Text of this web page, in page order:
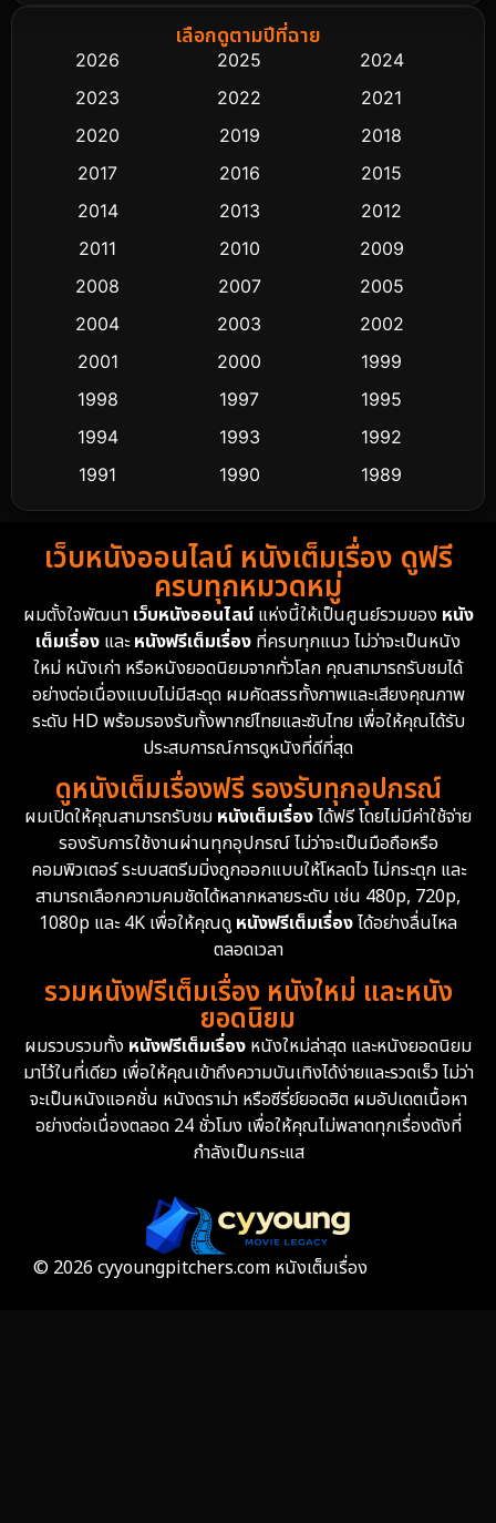
Biography ชีวิตจริง
Classic หนังคลาสสิก
Comedy ตลก 435
Crime อาชญากรรม
Cult Film
Dance เต้น
Detective สืบสวน
Detective สืบสวน
Disney+ 4
Documentary สารคดี 94
Drama ดราม่า
Dystopian 16
Emotional 61
Epic มหากาพย์ 216
Family ครอบครัว 360
Fantasy จินตนาการ 327
Fiction 9
เลือกดูตามปีที่ฉาย
2026 2025
2024
2023
2022
2021
2020
2019
2018
2017
2016
2015
2014
2013
2012
2011
2010
2009
2008
2007
2005
2004
2003
2002
2001
2000
1999
1998
1997
1995
1994
1993
1992
1991
1990
1989
1988
1986
1985
1983
1982
1981
1974
1962
เว็บหนังออนไลน์ หนังเต็มเรื่อง ดูฟรี
ครบทุกหมวดหมู่
ผมตั้งใจพัฒนา เว็บหนังออนไลน์แห่งนี้ให้เป็นศูนย์รวมของ หนัง
เต็มเรื่อง และหนังฟรีเต็มเรื่อง ที่ครบทุกแนว ไม่ว่าจะเป็นหนัง
ใหม่ หนังเก่า หรือหนังยอดนิยมจากทั่วโลก คุณสามารถรับชมได้
อย่างต่อเนื่องแบบไม่มีสะดุด ผมคัดสรรทั้งภาพและเสียงคุณภาพ
ระดับ HD พร้อมรองรับทั้งพากย์ไทยและซับไทย เพื่อให้คุณได้รับ
ประสบการณ์การดูหนังที่ดีที่สุด
ดูหนังเต็มเรื่องฟรี รองรับทุกอุปกรณ์
ผมเปิดให้คุณสามารถรับชม หนังเต็มเรื่องได้ฟรี โดยไม่มีค่าใช้จ่าย
รองรับการใช้งานผ่านทุกอุปกรณ์ ไม่ว่าจะเป็นมือถือหรือ
คอมพิวเตอร์ ระบบสตรีมมิ่งถูกออกแบบให้โหลดไว ไม่กระตุก และ
สามารถเลือกความคมชัดได้หลากหลายระดับ เช่น 480p, 720p,
1080p และ 4K เพื่อให้คุณดูหนังฟรีเต็มเรื่องได้อย่างลื่นไหล
ตลอดเวลา
รวมหนังฟรีเต็มเรื่อง หนังใหม่ และหนัง
ยอดนิยม
ผมรวบรวมทั้ง หนังฟรีเต็มเรื่อง หนังใหม่ล่าสุด และหนังยอดนิยม
มาไว้ในที่เดียว เพื่อให้คุณเข้าถึงความบันเทิงได้ง่ายและรวดเร็ว ไม่ว่า
จะเป็นหนังแอคชั่น หนังดราม่า หรือซีรี่ย์ยอดฮิต ผมอัปเดตเนื้อหา
อย่างต่อเนื่องตลอด 24 ชั่วโมง เพื่อให้คุณไม่พลาดทุกเรื่องดังที่
กำลังเป็นกระแส
© 2026 cyyoungpitchers.com หนังเต็มเรื่อง